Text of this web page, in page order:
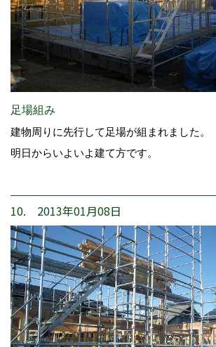
足場組み
建物周りに先行して足場が組まれました。
明日からいよいよ建て方です。
10. 2013年01月08日